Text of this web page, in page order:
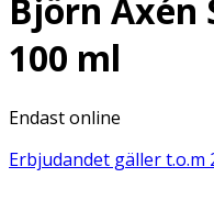
Björn Axén
100 ml
Endast online
Erbjudandet gäller t.o.m